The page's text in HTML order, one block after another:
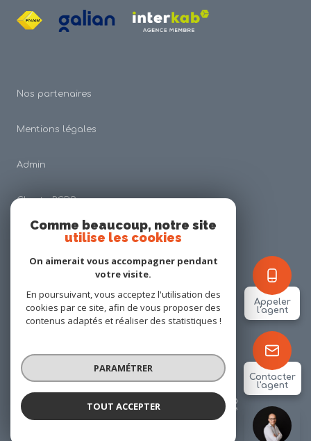
Alexis PINSON
Appeler
l'agent
Contacter
l'agent
Nos partenaires
Mentions légales
Admin
Charte RGDP
Nos honoraires
Cookies
© 2026 | Tous droits réservés
Réalisé par
Comme beaucoup, notre site
utilise les cookies
On aimerait vous accompagner pendant
votre visite.
En poursuivant, vous acceptez l'utilisation des
cookies par ce site, afin de vous proposer des
contenus adaptés et réaliser des statistiques !
PARAMÉTRER
TOUT ACCEPTER